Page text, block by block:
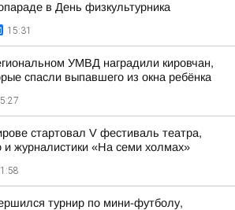
в День физкультурника
15:31
УМВД наградили кировчан,
спасли выпавшего из окна ребёнка
стартовал V фестиваль театра,
и журналистики «На семи холмах»
турнир по мини-футболу,